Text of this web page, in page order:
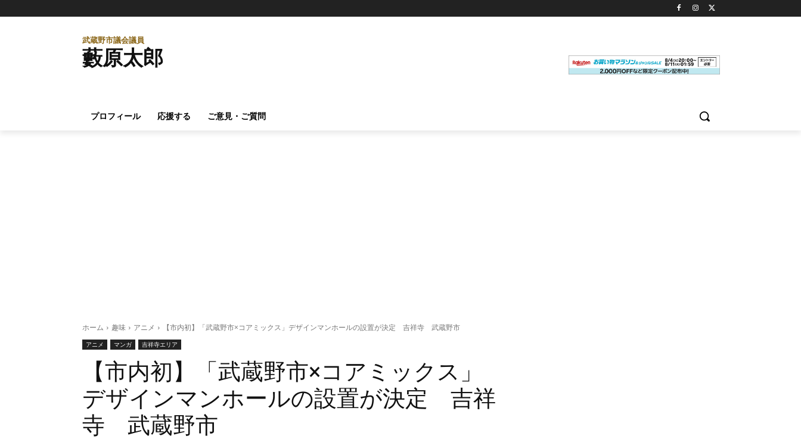
武蔵野市議会議員
藪原太郎
プロフィール 応援する ご意見・ご質問
ホーム 趣味 アニメ 【市内初】「武蔵野市×コアミックス」デザインマンホールの設置が決定 吉祥寺 武蔵野市
アニメ マンガ 吉祥寺エリア
【市内初】「武蔵野市×コアミックス」
デザインマンホールの設置が決定 吉祥
寺 武蔵野市